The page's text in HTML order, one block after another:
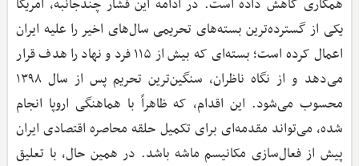
همکاری کاهش داده است. در ادامه این فشار چندجانبه، آمریکا
یکی از گسترده‌ترین بسته‌های تحریمی سال‌های اخیر را علیه ایران
اعمال کرده است؛ بسته‌ای که بیش از ۱۱۵ فرد و نهاد را هدف قرار
می‌دهد و از نگاه ناظران، سنگین‌ترین تحریم پس از سال ۱۳۹۸
محسوب می‌شود. این اقدام، که ظاهراً با هماهنگی اروپا انجام
شده، می‌تواند مقدمه‌ای برای تکمیل حلقه محاصره اقتصادی ایران
پیش از فعال‌سازی مکانیسم ماشه باشد. در همین حال، با تعلیق